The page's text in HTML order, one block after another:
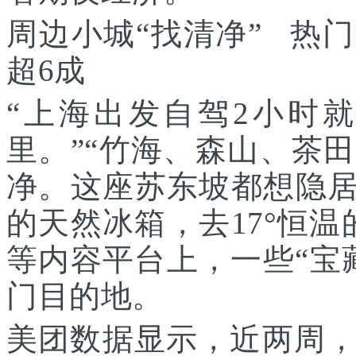
周边小城“找清净” 热
超6成
“上海出发自驾2小时
里。”“竹海、森山、茶
净。这座苏东坡都想隐
的天然冰箱，去17°恒
等内容平台上，一些“
门目的地。
美团数据显示，近两周